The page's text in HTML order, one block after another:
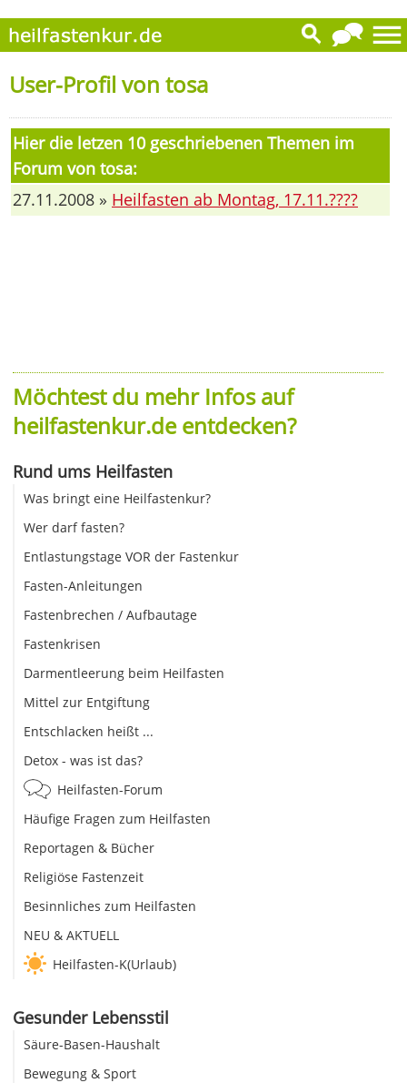
User-Profil von tosa
Hier die letzen 10 geschriebenen Themen im
Forum von tosa:
27.11.2008 » Heilfasten ab Montag, 17.11.????
Möchtest du mehr Infos auf
heilfastenkur.de entdecken?
Rund ums Heilfasten
Was bringt eine Heilfastenkur?
Wer darf fasten?
Entlastungstage VOR der Fastenkur
Fasten-Anleitungen
Fastenbrechen / Aufbautage
Fastenkrisen
Darmentleerung beim Heilfasten
Mittel zur Entgiftung
Entschlacken heißt ...
Detox - was ist das?
Heilfasten-Forum
Häufige Fragen zum Heilfasten
Reportagen & Bücher
Religiöse Fastenzeit
Besinnliches zum Heilfasten
NEU & AKTUELL
Heilfasten-K(Urlaub)
Gesunder Lebensstil
Säure-Basen-Haushalt
Bewegung & Sport